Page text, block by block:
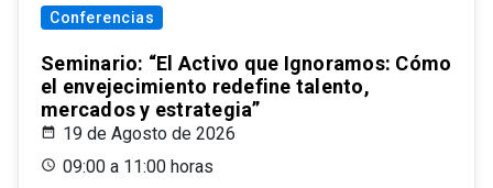
Conferencias
Seminario: “El Activo que Ignoramos: Cómo
el envejecimiento redefine talento,
mercados y estrategia”
19 de Agosto de 2026
09:00 a 11:00 horas